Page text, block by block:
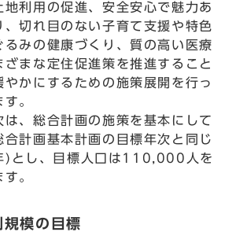
地利用の促進、安全安心で魅力あ
、切れ目のない子育て支援や特色
るみの健康づくり、質の高い医療
ざまな定住促進策を推進すること
やかにするための施策展開を行っ
。
は、総合計画の施策を基本にして
合計画基本計画の目標年次と同じ
とし、目標人口は110,000人を
。
模の目標